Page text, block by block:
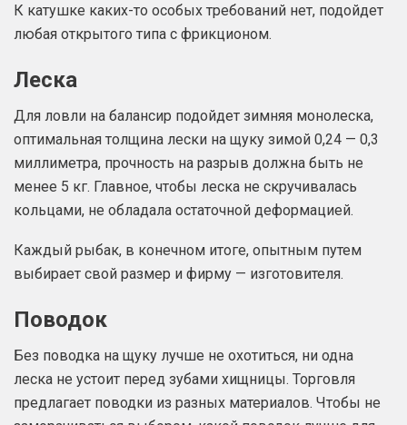
К катушке каких-то особых требований нет, подойдет
любая открытого типа с фрикционом.
Леска
Для ловли на балансир подойдет зимняя монолеска,
оптимальная толщина лески на щуку зимой 0,24 — 0,3
миллиметра, прочность на разрыв должна быть не
менее 5 кг. Главное, чтобы леска не скручивалась
кольцами, не обладала остаточной деформацией.
Каждый рыбак, в конечном итоге, опытным путем
выбирает свой размер и фирму — изготовителя.
Поводок
Без поводка на щуку лучше не охотиться, ни одна
леска не устоит перед зубами хищницы. Торговля
предлагает поводки из разных материалов. Чтобы не